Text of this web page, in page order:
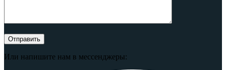
Или напишите нам в мессенджеры: